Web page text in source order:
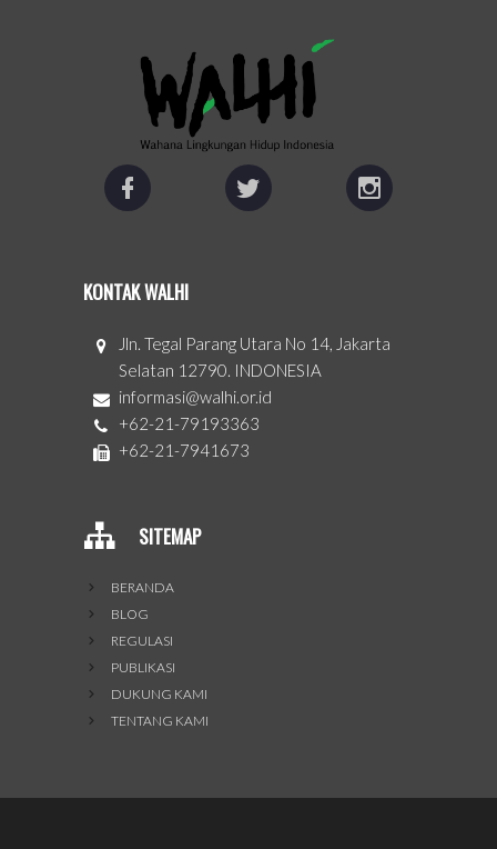
KONTAK WALHI
Jln. Tegal Parang Utara No 14, Jakarta
Selatan 12790. INDONESIA
informasi@walhi.or.id
+62-21-79193363
+62-21-7941673
SITEMAP
BERANDA
BLOG
REGULASI
PUBLIKASI
DUKUNG KAMI
TENTANG KAMI